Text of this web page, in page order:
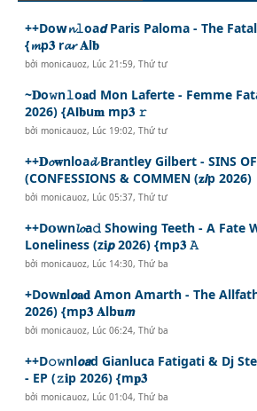
++Do𝘄𝓷𝚕oa𝙙 Paris Paloma - The
{𝓶p𝟑 r𝓪𝓻 𝐀l𝐛
bởimonicauoz, Lúc 21:59, Thứ tư
~𝐃o𝚠n𝚕o𝐚d Mon Laferte - Femme
2026) {A𝗹𝐛u𝐦 mp𝟑 𝚛
bởimonicauoz, Lúc 19:02, Thứ tư
++𝐃𝓸𝐰nloa𝓭 Brantley Gilbert - SINS OF
(CONFESSIONS & COMMEN (𝐳𝙞p 2026)
bởimonicauoz, Lúc 05:37, Thứ tư
++D𝗼wn𝓵𝓸a𝚍 Showing Teeth - A Fate
Loneliness (z𝐢𝙥 2026) {mp𝟑 𝙰
bởimonicauoz, Lúc 14:30, Thứ ba
+Dow𝐧l𝙤𝐚𝐝 Amon Amarth - The
2026) {mp𝟑 𝐀lb𝐮𝙢
bởimonicauoz, Lúc 06:24, Thứ ba
++D𝚘𝚠nl𝙤𝙖d Gianluca Fatigati & Dj
- EP (𝚣𝐢p 2026) {m𝐩𝟑
bởimonicauoz, Lúc 01:04, Thứ ba